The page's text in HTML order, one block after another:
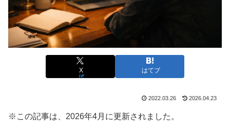
X はてブ
2022.03.26 2026.04.23
※この記事は、2026年4月に更新されました。